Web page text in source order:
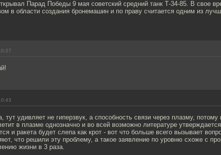
Парад Победы 9 мая советский средний танк Т-34-85. В свое
в области создания бронемашин и по праву считается одним из
тут удивляет не гиперзвук, а способность связи через плазму, потому
в плазме однозначно и во всей возможно литературе
и ракета будет слепа как крот - вот что больше всего вызывает
что решили эту проблему, а такое заявление по уровню схоже с
жизни в 3 раза.